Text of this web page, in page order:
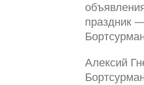
праздник
Алексий